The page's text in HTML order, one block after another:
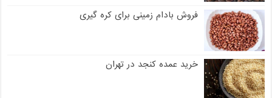
فروش بادام زمینی برای کره گیری
خرید عمده کنجد در تهران